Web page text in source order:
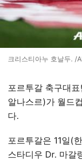
크리스티아누 호날두. /
포르투갈 축구대
알나스르)가 월드
다.
포르투갈은 11일(
스타디우 Dr. 마갈